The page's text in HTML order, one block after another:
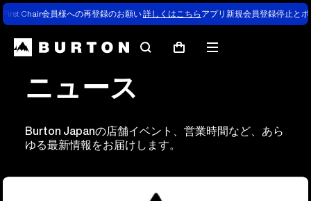
First Chair会員様への再登録のお願い詳しくはこちら アプリ新規会員登録停止と
検
カ
メ
ニュース
Burton Japanの店舗イベント、営業時間など、あら
ゆる最新情報をお届けします。